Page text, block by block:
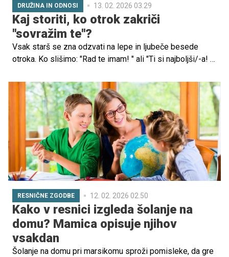
DRUŽINA IN ODNOSI 13. 02. 2026 03.29
Kaj storiti, ko otrok zakriči
"sovražim te"?
Vsak starš se zna odzvati na lepe in ljubeče besede
otroka. Ko slišimo: "Rad te imam! " ali "Ti si najboljši/-a! ",
sreče. Vendar se na čarobni poti srečamo tudi z manj
prijetnimi besedami, kot je izraz: "Sovražim te!". Kaj se
skriva za težkimi besedami? Kako naj se kot starši
pravilno odzovemo? In ali nas otrok resnično sovraži, ali
nam s tem sporoča nekaj povsem drugega?
RESNIČNE ZGODBE 12. 02. 2026 02.50
Kako v resnici izgleda šolanje na
domu? Mamica opisuje njihov
vsakdan
Šolanje na domu pri marsikomu sproži pomisleke, da gre